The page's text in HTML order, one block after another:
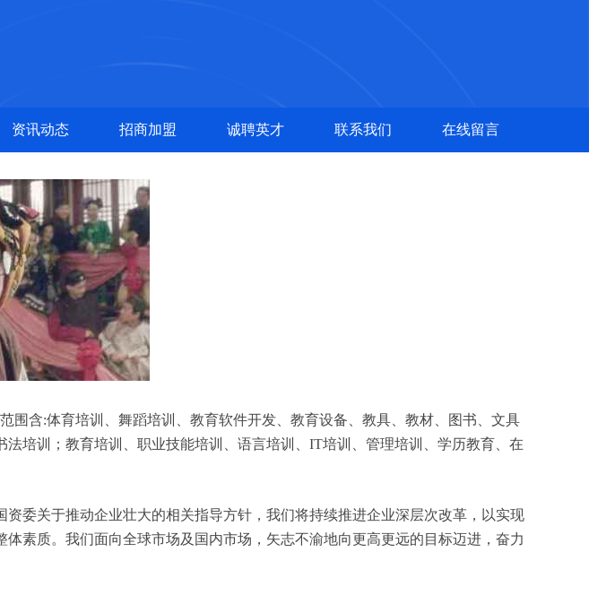
资讯动态 招商加盟 诚聘英才 联系我们 在线留言
围含:体育培训、舞蹈培训、教育软件开发、教育设备、教具、教材、图书、文具
培训；教育培训、职业技能培训、语言培训、IT培训、管理培训、学历教育、在
委关于推动企业壮大的相关指导方针，我们将持续推进企业深层次改革，以实现
素质。我们面向全球市场及国内市场，矢志不渝地向更高更远的目标迈进，奋力